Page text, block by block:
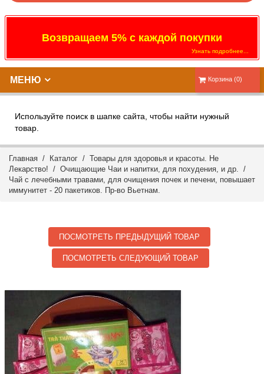
Возвращаем 5% с каждой покупки
Узнать подробнее...
Корзина (0)
МЕНЮ
Используйте поиск в шапке сайта, чтобы найти нужный
товар.
Главная / Каталог / Товары для здоровья и красоты. Не
Лекарство! / Очищающие Чаи и напитки, для похудения, и др. /
Чай с лечебными травами, для очищения почек и печени, повышает
иммунитет - 20 пакетиков. Пр-во Вьетнам.
ПОСМОТРЕТЬ ПРЕДЫДУЩИЙ ТОВАР
ПОСМОТРЕТЬ СЛЕДУЮЩИЙ ТОВАР